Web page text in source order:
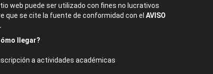
web puede ser utilizado con fines no lucrativos
que se cite la fuente de conformidad con el AVISO
llegar?
a actividades académicas